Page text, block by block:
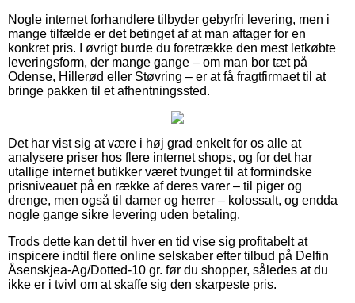
Nogle internet forhandlere tilbyder gebyrfri levering, men i
mange tilfælde er det betinget af at man aftager for en
konkret pris. I øvrigt burde du foretrække den mest letkøbte
leveringsform, der mange gange – om man bor tæt på
Odense, Hillerød eller Støvring – er at få fragtfirmaet til at
bringe pakken til et afhentningssted.
Det har vist sig at være i høj grad enkelt for os alle at
analysere priser hos flere internet shops, og for det har
utallige internet butikker været tvunget til at formindske
prisniveauet på en række af deres varer – til piger og
drenge, men også til damer og herrer – kolossalt, og endda
nogle gange sikre levering uden betaling.
Trods dette kan det til hver en tid vise sig profitabelt at
inspicere indtil flere online selskaber efter tilbud på Delfin
Åsenskjea-Ag/Dotted-10 gr. før du shopper, således at du
ikke er i tvivl om at skaffe sig den skarpeste pris.